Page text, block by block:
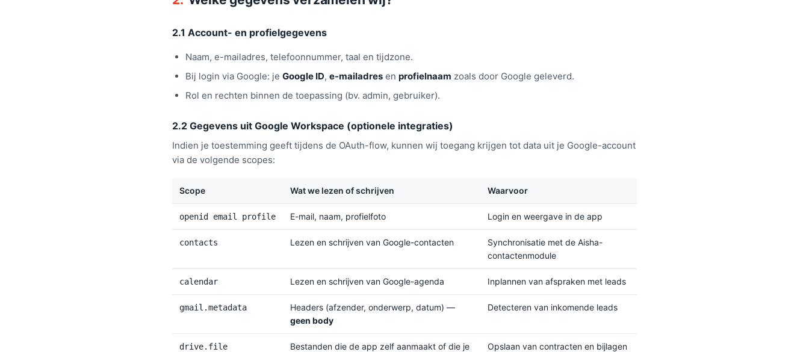
2.1 Account- en profielgegevens
Naam, e-mailadres, telefoonnummer, taal en tijdzone.
Bij login via Google: je Google ID, e-mailadres en profielnaam zoals door Google geleverd.
Rol en rechten binnen de toepassing (bv. admin, gebruiker).
2.2 Gegevens uit Google Workspace (optionele integraties)
Indien je toestemming geeft tijdens de OAuth-flow, kunnen wij toegang krijgen tot data uit je Google-account
via de volgende scopes:
Scope Wat we lezen of schrijven Waarvoor
openid email profile E-mail, naam, profielfoto Login en weergave in de app
contacts Lezen en schrijven van Google-contacten
Synchronisatie met de Aisha-
contactenmodule
calendar Lezen en schrijven van Google-agenda Inplannen van afspraken met leads
gmail.metadata
Headers (afzender, onderwerp, datum) —
geen body
Detecteren van inkomende leads
drive.file
Bestanden die de app zelf aanmaakt of die je
Opslaan van contracten en bijlagen